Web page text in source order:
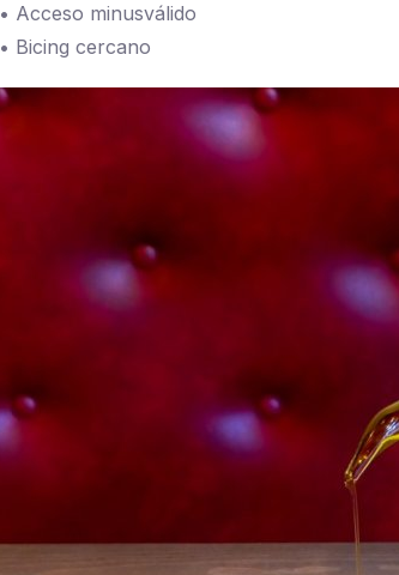
• Acceso minusválido
• Bicing cercano